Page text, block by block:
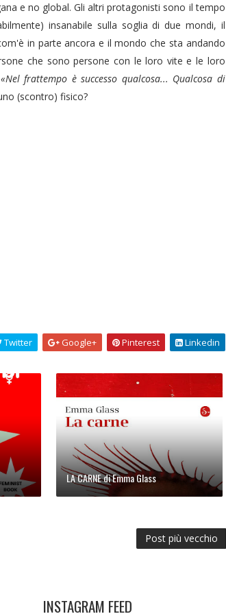
e no global. Gli altri protagonisti sono il tempo
insanabile sulla soglia di due mondi, il
in parte ancora e il mondo che sta andando
che sono persone con le loro vite e le loro
«Nel frattempo è successo qualcosa... Qualcosa di
(scontro) fisico?
Twitter Google+ Pinterest Linkedin
LA CARNE di Emma Glass
Post più vecchio
INSTAGRAM FEED